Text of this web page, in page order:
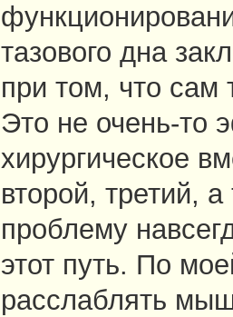
тазового дна
при том, что сам
Это не очень-то
хирургическое
второй, третий,
проблему
этот путь. По
расслаблять